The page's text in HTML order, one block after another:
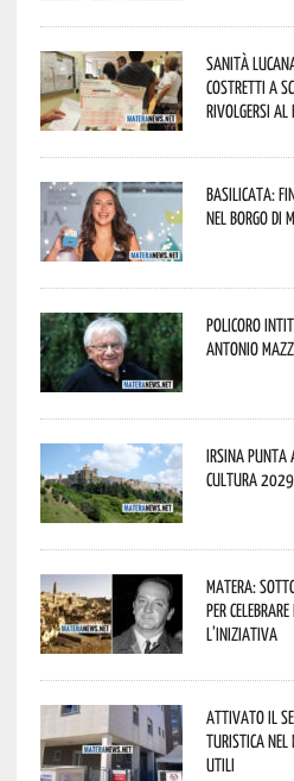
Sanità
costretti a
rivolgersi al
Basilicata:
nel borgo di
Policoro
Antonio
Irsina punta
Cultura
Matera:
per celebrare
L’iniziativa
Attivato il
Turistica nel
utili